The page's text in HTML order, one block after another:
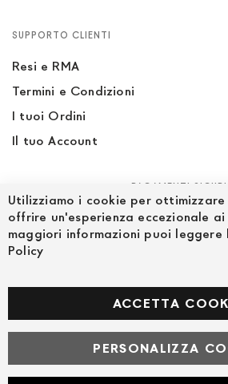
SUPPORTO CLIENTI
Resi e RMA
Termini e Condizioni
I tuoi Ordini
Il tuo Account
PAGAMENTI SICURI
Facebook
© Powered by MAV Arreda s.r.l. |
Corso Lodi, 2 | Milano - pec
Utilizziamo i cookie per
offrire un'esperienza eccezionale
maggiori informazioni puoi
Policy
ACCETTA
PERSONALIZZA